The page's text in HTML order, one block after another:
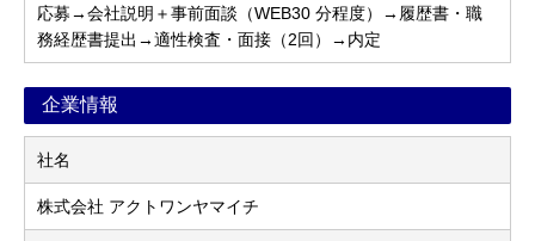
応募→会社説明＋事前面談（WEB30 分程度）→履歴書・職
務経歴書提出→適性検査・面接（2回）→内定
企業情報
社名
株式会社 アクトワンヤマイチ